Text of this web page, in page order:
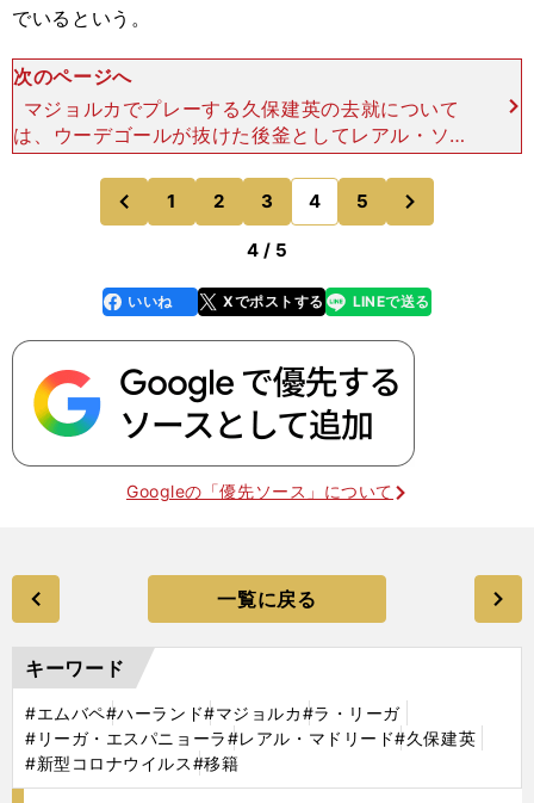
でいるという。
次のページへ
マジョルカでプレーする久保建英の去就について
は、ウーデゴールが抜けた後釜としてレアル・ソシ
エダ、もしくはベティスへのレンタルが濃厚という
ほか、パリ・サンジェルマン移籍との報道が出てい
るが、その信ぴょう
前
のページへ
1 2 3 4 5
のページへ
4 / 5
faceboo
k
いいね Xでポストする
line LINEで送る
Googleの「優先ソース」について
一覧に戻る
キーワード
#エムバペ#ハーランド#マジョルカ#ラ・リーガ
#リーガ・エスパニョーラ#レアル・マドリード#久保建英
#新型コロナウイルス#移籍